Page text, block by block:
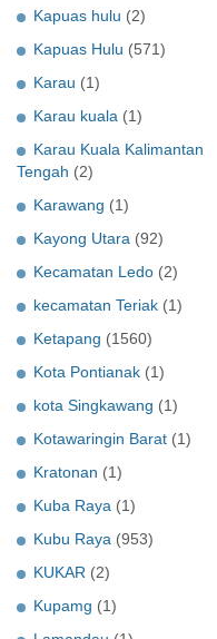
Kapuas hulu (2)
Kapuas Hulu (571)
Karau (1)
Karau kuala (1)
Karau Kuala Kalimantan
Tengah (2)
Karawang (1)
Kayong Utara (92)
Kecamatan Ledo (2)
kecamatan Teriak (1)
Ketapang (1560)
Kota Pontianak (1)
kota Singkawang (1)
Kotawaringin Barat (1)
Kratonan (1)
Kuba Raya (1)
Kubu Raya (953)
KUKAR (2)
Kupamg (1)